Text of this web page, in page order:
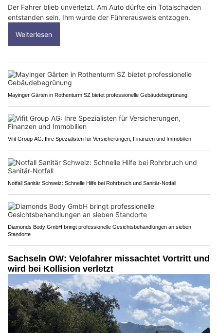
Der Fahrer blieb unverletzt. Am Auto dürfte ein Totalschaden
entstanden sein. Ihm wurde der Führerausweis entzogen.
Weiterlesen
Mayinger Gärten in Rothenturm SZ bietet professionelle Gebäudebegrünung
Vifit Group AG: Ihre Spezialisten für Versicherungen, Finanzen und Immobilien
Notfall Sanitär Schweiz: Schnelle Hilfe bei Rohrbruch und Sanitär-Notfall
Diamonds Body GmbH bringt professionelle Gesichtsbehandlungen an sieben
Standorte
Sachseln OW: Velofahrer missachtet Vortritt und
wird bei Kollision verletzt